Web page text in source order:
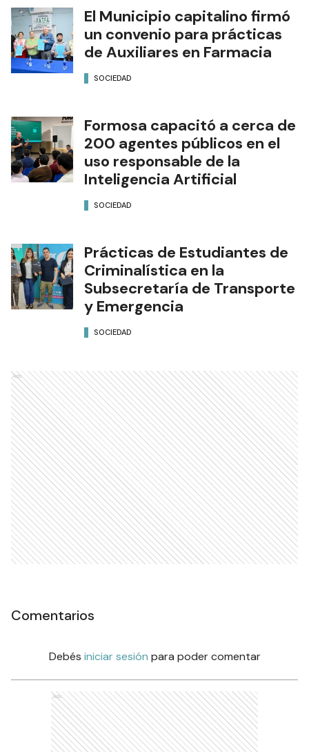
El Municipio capitalino firmó
un convenio para prácticas
de Auxiliares en Farmacia
SOCIEDAD
Formosa capacitó a cerca de
200 agentes públicos en el
uso responsable de la
Inteligencia Artificial
SOCIEDAD
Prácticas de Estudiantes de
Criminalística en la
Subsecretaría de Transporte
y Emergencia
SOCIEDAD
Ads
Comentarios
Debés iniciar sesión para poder comentar
Ads